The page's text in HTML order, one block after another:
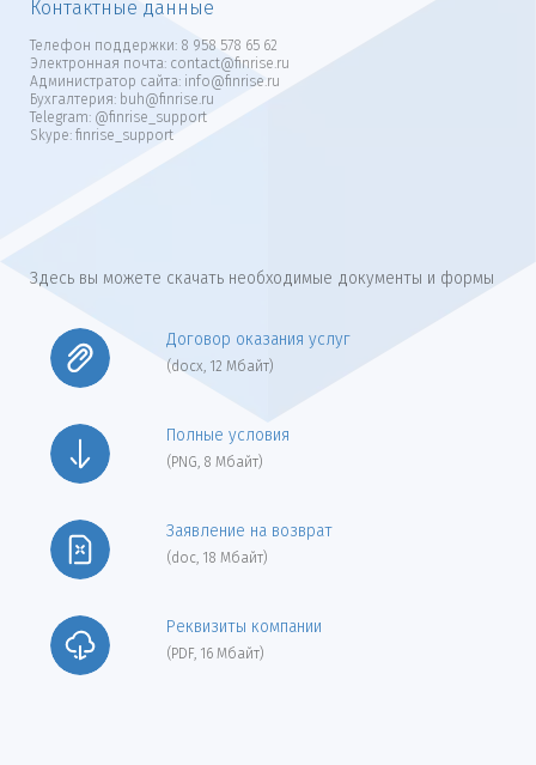
Контактные данные
Телефон поддержки: 8 958 578 65 62
Электронная почта: contact@finrise.ru
Администратор сайта: info@finrise.ru
Бухгалтерия: buh@finrise.ru
Telegram: @finrise_support
Skype: finrise_support
Здесь вы можете скачать необходимые документы и формы
Договор оказания услуг
(docx, 12 Мбайт)
Полные условия
(PNG, 8 Мбайт)
Заявление на возврат
(doc, 18 Мбайт)
Реквизиты компании
(PDF, 16 Мбайт)